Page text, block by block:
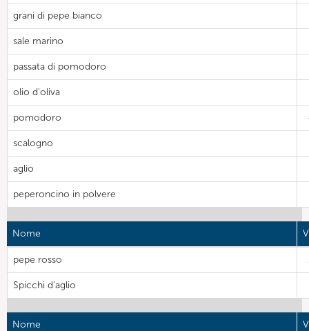
grani di pepe bianco
sale marino
passata di pomodoro
olio d'oliva
pomodoro
scalogno
aglio
peperoncino in polvere
Nome
pepe rosso
Spicchi d'aglio
Nome